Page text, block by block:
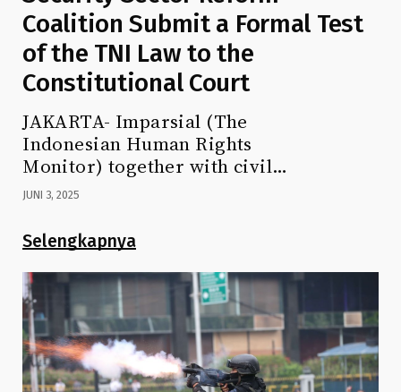
Coalition Submit a Formal Test
of the TNI Law to the
Constitutional Court
JAKARTA- Imparsial (The
Indonesian Human Rights
Monitor) together with civil…
JUNI 3, 2025
Selengkapnya